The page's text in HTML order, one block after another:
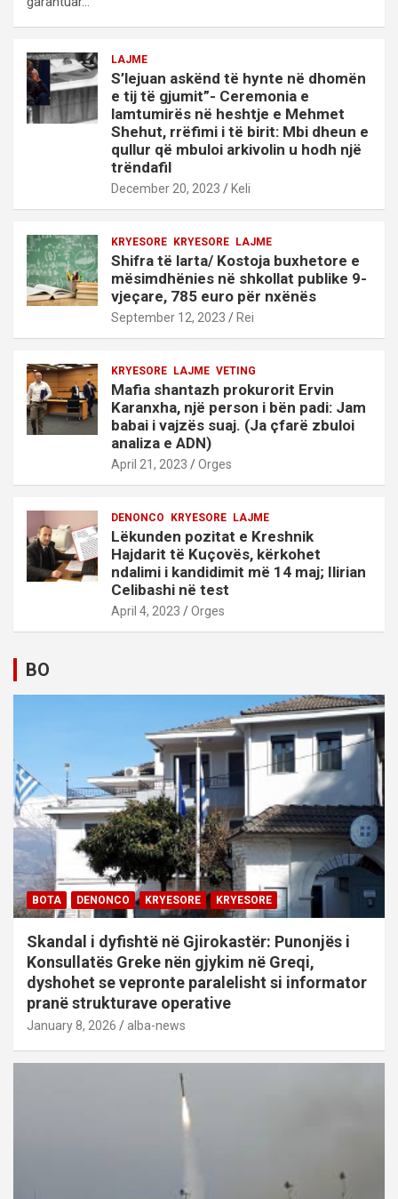
LAJME
S’lejuan askënd të hynte në dhomën
e tij të gjumit”- Ceremonia e
lamtumirës në heshtje e Mehmet
Shehut, rrëfimi i të birit: Mbi dheun e
qullur që mbuloi arkivolin u hodh një
trëndafil
December 20, 2023 Keli
KRYESORE KRYESORE LAJME
Shifra të larta/ Kostoja buxhetore e
mësimdhënies në shkollat publike 9-
vjeçare, 785 euro për nxënës
September 12, 2023 Rei
KRYESORE LAJME VETING
Mafia shantazh prokurorit Ervin
Karanxha, një person i bën padi: Jam
babai i vajzës suaj. (Ja çfarë zbuloi
analiza e ADN)
April 21, 2023 Orges
DENONCO KRYESORE LAJME
Lëkunden pozitat e Kreshnik
Hajdarit të Kuçovës, kërkohet
ndalimi i kandidimit më 14 maj; Ilirian
Celibashi në test
April 4, 2023 Orges
BO
BOTA DENONCO KRYESORE KRYESORE
Skandal i dyfishtë në Gjirokastër: Punonjës i
Konsullatës Greke nën gjykim në Greqi,
dyshohet se vepronte paralelisht si informator
pranë strukturave operative
January 8, 2026 alba-news